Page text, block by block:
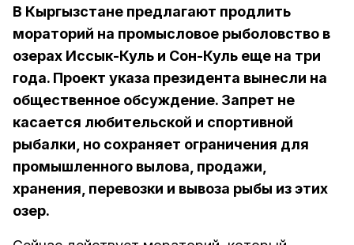
В Кыргызстане предлагают продлить
мораторий на промысловое рыболовство в
озерах Иссык-Куль и Сон-Куль еще на три
года. Проект указа президента вынесли на
общественное обсуждение. Запрет не
касается любительской и спортивной
рыбалки, но сохраняет ограничения для
промышленного вылова, продажи,
хранения, перевозки и вывоза рыбы из этих
озер.